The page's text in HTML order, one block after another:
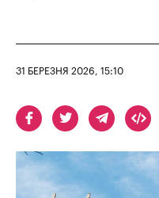
31 БЕРЕЗНЯ 2026, 15:10